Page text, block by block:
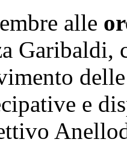
alle
Garibaldi,
e